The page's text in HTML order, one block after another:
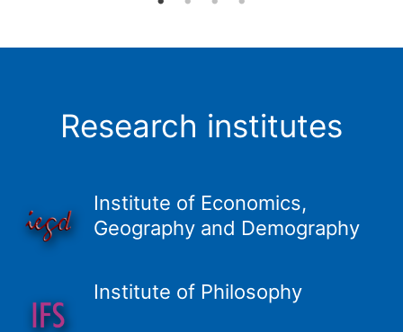
Research institutes
Institute of Economics,
Geography and Demography
Institute of Philosophy